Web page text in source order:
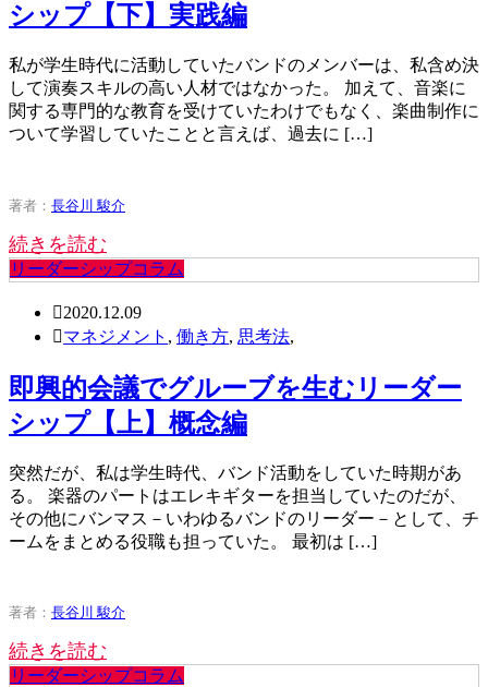
シップ【下】実践編
私が学生時代に活動していたバンドのメンバーは、私含め決
して演奏スキルの高い人材ではなかった。 加えて、音楽に
関する専門的な教育を受けていたわけでもなく、楽曲制作に
ついて学習していたことと言えば、過去に […]
著者： 長谷川 駿介
続きを読む
リーダーシップコラム
2020.12.09
マネジメント , 働き方, 思考法,
即興的会議でグルーブを生むリーダー
シップ【上】概念編
突然だが、私は学生時代、バンド活動をしていた時期があ
る。 楽器のパートはエレキギターを担当していたのだが、
その他にバンマス－いわゆるバンドのリーダー－として、チ
ームをまとめる役職も担っていた。 最初は […]
著者： 長谷川 駿介
続きを読む
リーダーシップコラム